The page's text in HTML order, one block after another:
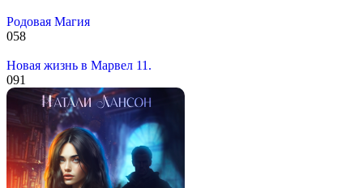
Родовая Магия
058
Новая жизнь в Марвел 11.
091